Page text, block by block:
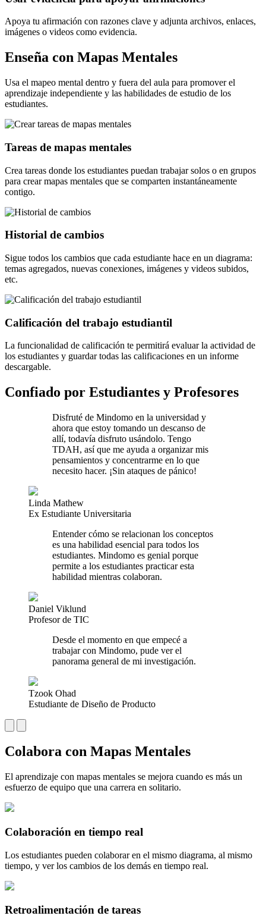
Apoya tu afirmación con razones clave y adjunta archivos, enlaces,
imágenes o videos como evidencia.
Enseña con Mapas Mentales
Usa el mapeo mental dentro y fuera del aula para promover el
aprendizaje independiente y las habilidades de estudio de los
estudiantes.
Tareas de mapas mentales
Crea tareas donde los estudiantes puedan trabajar solos o en grupos
para crear mapas mentales que se comparten instantáneamente
contigo.
Historial de cambios
Sigue todos los cambios que cada estudiante hace en un diagrama:
temas agregados, nuevas conexiones, imágenes y videos subidos,
etc.
Calificación del trabajo estudiantil
La funcionalidad de calificación te permitirá evaluar la actividad de
los estudiantes y guardar todas las calificaciones en un informe
descargable.
Confiado por Estudiantes y Profesores
Disfruté de Mindomo en la universidad y
ahora que estoy tomando un descanso de
allí, todavía disfruto usándolo. Tengo
TDAH, así que me ayuda a organizar mis
pensamientos y concentrarme en lo que
necesito hacer. ¡Sin ataques de pánico!
Linda Mathew
Ex Estudiante Universitaria
Entender cómo se relacionan los conceptos
es una habilidad esencial para todos los
estudiantes. Mindomo es genial porque
permite a los estudiantes practicar esta
habilidad mientras colaboran.
Daniel Viklund
Profesor de TIC
Desde el momento en que empecé a
trabajar con Mindomo, pude ver el
panorama general de mi investigación.
Tzook Ohad
Estudiante de Diseño de Producto
Colabora con Mapas Mentales
El aprendizaje con mapas mentales se mejora cuando es más un
esfuerzo de equipo que una carrera en solitario.
Colaboración en tiempo real
Los estudiantes pueden colaborar en el mismo diagrama, al mismo
tiempo, y ver los cambios de los demás en tiempo real.
Retroalimentación de tareas